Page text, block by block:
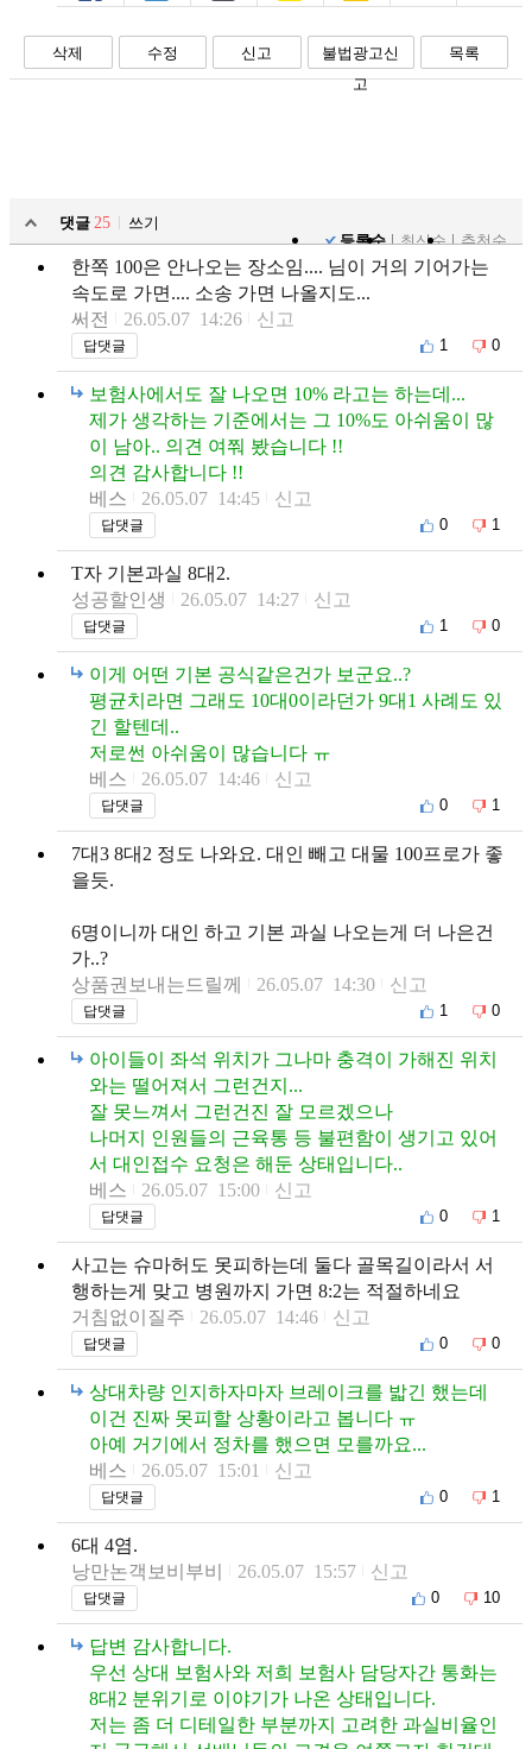
페북 트윗 밴드 카톡 카스 복사 스크랩
삭제 수정 신고
불법광고신
고
목록
댓글 25
쓰기
등록순
최신순 추천순
한쪽 100은 안나오는 장소임.... 님이 거의 기어가는
속도로 가면.... 소송 가면 나올지도...
써전
26.05.07 14:26 신고
답댓글 1 0
보험사에서도 잘 나오면 10% 라고는 하는데...
제가 생각하는 기준에서는 그 10%도 아쉬움이 많
이 남아.. 의견 여쭤 봤습니다 !!
의견 감사합니다 !!
베스
26.05.07 14:45 신고
답댓글 0 1
T자 기본과실 8대2.
성공할인생
26.05.07 14:27 신고
답댓글 1 0
이게 어떤 기본 공식같은건가 보군요..?
평균치라면 그래도 10대0이라던가 9대1 사례도 있
긴 할텐데..
저로썬 아쉬움이 많습니다 ㅠ
베스
26.05.07 14:46 신고
답댓글 0 1
7대3 8대2 정도 나와요. 대인 빼고 대물 100프로가 좋
을듯.
6명이니까 대인 하고 기본 과실 나오는게 더 나은건
가..?
상품권보내는드릴께
26.05.07 14:30 신고
답댓글 1 0
아이들이 좌석 위치가 그나마 충격이 가해진 위치
와는 떨어져서 그런건지...
잘 못느껴서 그런건진 잘 모르겠으나
나머지 인원들의 근육통 등 불편함이 생기고 있어
서 대인접수 요청은 해둔 상태입니다..
베스
26.05.07 15:00 신고
답댓글 0 1
사고는 슈마허도 못피하는데 둘다 골목길이라서 서
행하는게 맞고 병원까지 가면 8:2는 적절하네요
거침없이질주
26.05.07 14:46 신고
답댓글 0 0
상대차량 인지하자마자 브레이크를 밟긴 했는데
이건 진짜 못피할 상황이라고 봅니다 ㅠ
아예 거기에서 정차를 했으면 모를까요...
베스
26.05.07 15:01 신고
답댓글 0 1
6대 4염.
낭만논객보비부비
26.05.07 15:57 신고
답댓글 0 10
답변 감사합니다.
우선 상대 보험사와 저희 보험사 담당자간 통화는
8대2 분위기로 이야기가 나온 상태입니다.
저는 좀 더 디테일한 부분까지 고려한 과실비율인